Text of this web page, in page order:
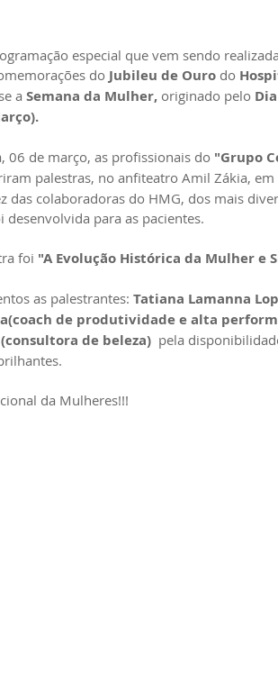
especial que vem sendo
do Jubileu de Ouro do
a Semana da Mulher, originado pelo
06 de março, as profissionais do "Grupo
palestras, no anfiteatro Amil Zákia,
das colaboradoras do HMG, dos mais
desenvolvida para as pacientes.
foi "A Evolução Histórica da Mulher e
as palestrantes: Tatiana Lamanna
de produtividade e alta
(consultora de beleza) pela
da Mulheres!!!